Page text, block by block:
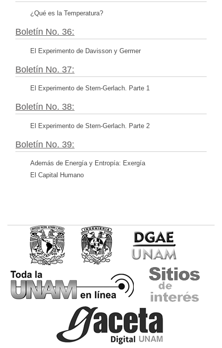
¿Qué es la Temperatura?
Boletín No. 36:
El Experimento de Davisson y Germer
Boletín No. 37:
El Experimento de Stern-Gerlach. Parte 1
Boletín No. 38:
El Experimento de Stern-Gerlach. Parte 2
Boletín No. 39:
Además de Energía y Entropía: Exergía
El Capital Humano